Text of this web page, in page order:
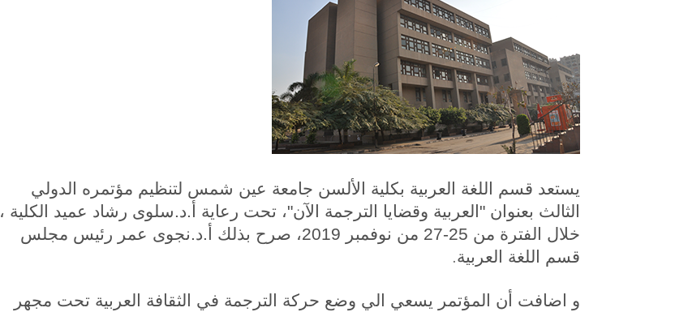
يستعد قسم اللغة العربية بكلية الألسن جامعة عين شمس لتنظيم مؤتمره الدولي
الثالث بعنوان "العربية وقضايا الترجمة الآن"، تحت رعاية أ.د.سلوى رشاد عميد الكلية ،
خلال الفترة من 25-27 من نوفمبر 2019، صرح بذلك أ.د.نجوى عمر رئيس مجلس
قسم اللغة العربية.
و اضافت أن المؤتمر يسعي الي وضع حركة الترجمة في الثقافة العربية تحت مجهر